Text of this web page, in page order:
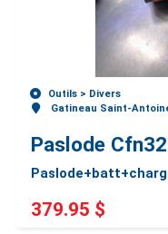
Outils > Divers
Gatineau Saint-
Paslode
379.95 $